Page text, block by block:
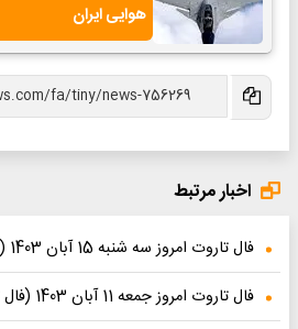
هوایی ایران
اخبار مرتبط
فال تاروت امروز سه شنبه 15 آبان 1403 (فال خجسته)
فال تاروت امروز جمعه 11 آبان 1403 (فال تابان)